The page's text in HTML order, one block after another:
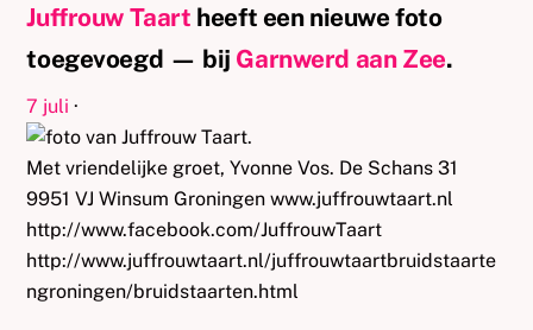
Juffrouw Taart heeft een nieuwe foto
toegevoegd — bij Garnwerd aan Zee.
7 juli ·
Met vriendelijke groet, Yvonne Vos. De Schans 31
9951 VJ Winsum Groningen www.juffrouwtaart.nl
http://www.facebook.com/JuffrouwTaart
http://www.juffrouwtaart.nl/juffrouwtaartbruidstaarte
ngroningen/bruidstaarten.html